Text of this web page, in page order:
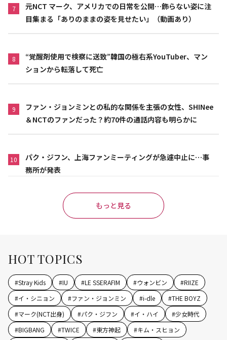
7
元NCT マーク、アメリカでの日常を公開…飾らない姿に注
目集まる「ありのままの姿を見せたい」（動画あり）
8
“覚醒剤使用で検察に送致”韓国の極右系YouTuber、マン
ションから転落して死亡
9
ファン・ジョンミンとの私的な関係を主張の女性、SHINee
＆NCTのファンだった？約70件の通話内容も明らかに
10
パク・ジフン、上海ファンミーティングが急遽中止に…事
務所が発表
もっと見る
HOT TOPICS
#Stray Kids #IU #LE SSERAFIM #ウォンビン #RIIZE
#イ・シニョン #ファン・ジョンミン #i-dle #THE BOYZ
#マーク(NCT出身) #パク・ジフン #イ・ハイ #少女時代
#BIGBANG #TWICE #東方神起 #キム・スヒョン